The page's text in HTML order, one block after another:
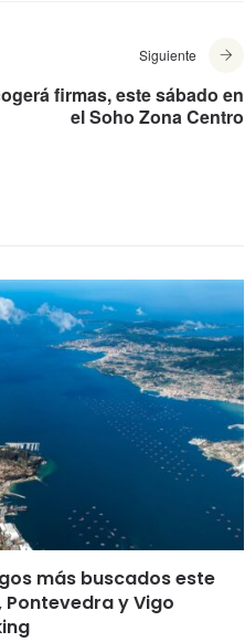
Siguiente
firmas, este sábado en
el Soho Zona Centro
más buscados este
Pontevedra y Vigo